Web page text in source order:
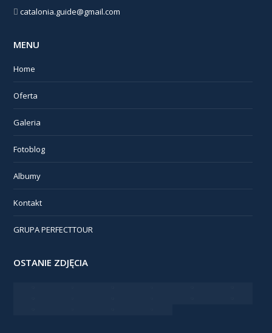
catalonia.guide@gmail.com
MENU
Home
Oferta
Galeria
Fotoblog
Albumy
Kontakt
GRUPA PERFECTTOUR
OSTANIE ZDJĘCIA